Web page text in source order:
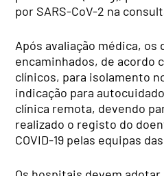
por SARS-CoV-2 na
Após avaliação médica,
encaminhados, de acordo
clínicos, para isolamento
indicação para
clínica remota, devendo
realizado o registo do
COVID-19 pelas equipas